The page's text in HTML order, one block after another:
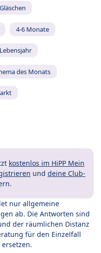
4-6 Monate
des Monats
kostenlos im HiPP Mein
und deine Club-
nur allgemeine
ab. Die Antworten sind
der räumlichen Distanz
für den Einzelfall